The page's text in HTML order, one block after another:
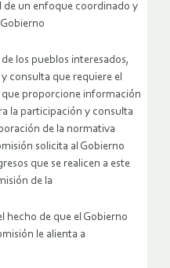
de un enfoque coordinado y
los pueblos interesados,
consulta que requiere el
proporcione información
la participación y consulta
de la normativa
solicita al Gobierno
que se realicen a este
de la
hecho de que el Gobierno
le alienta a